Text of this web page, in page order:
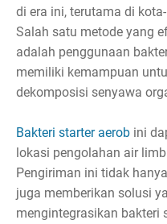
di era ini, terutama di
Salah satu metode yang
adalah penggunaan
memiliki kemampuan
dekomposisi senyawa
Bakteri starter aerob ini
lokasi pengolahan air
Pengiriman ini tidak
juga memberikan solusi
mengintegrasikan bakteri